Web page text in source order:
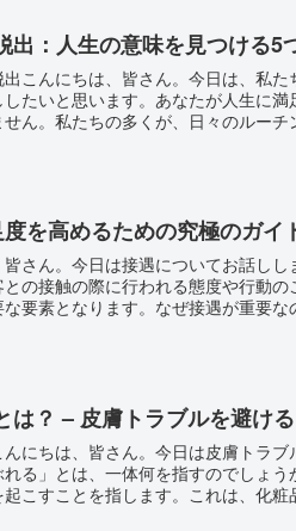
出：人生の意味を見つける5
こんにちは、皆さん。今日は、私
たいと思います。あなたが人生に
ん。私たちの多くが、日々のルーチ
を高めるための究極のガイ
さん。今日は接遇についてお話し
の接触の際に行われる態度や行動
要素となります。なぜ接遇が重要な
は？ – 皮膚トラブルを避け
んにちは、皆さん。今日は皮膚トラ
る」とは、一体何を指すのでしょ
こすことを指します。これは、化粧